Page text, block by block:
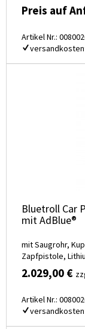
Preis auf
Artikel Nr.:
Bluetroll Car
mit AdBlue®
mit Saugrohr,
Zapfpistole,
2.029,00 €
Artikel Nr.: